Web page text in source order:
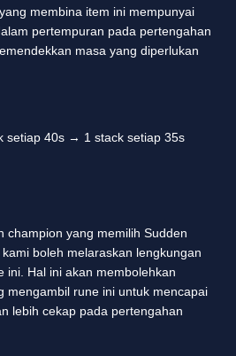
membina item ini mempunyai
pertempuran pada pertengahan
masa yang diperlukan
setiap 40s → 1 stack setiap 35s
champion yang memilih Sudden
boleh melaraskan lengkungan
ini. Hal ini akan membolehkan
mengambil rune ini untuk mencapai
lebih cekap pada pertengahan